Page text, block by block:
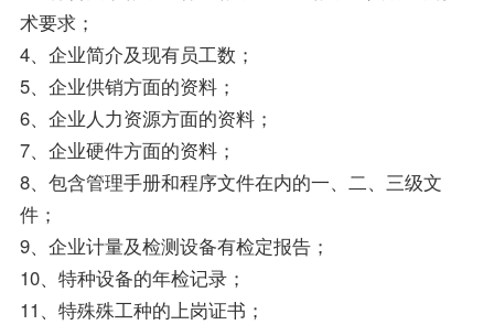
术要求；
4、企业简介及现有员工数；
5、企业供销方面的资料；
6、企业人力资源方面的资料；
7、企业硬件方面的资料；
8、包含管理手册和程序文件在内的一、二、三级文
件；
9、企业计量及检测设备有检定报告；
10、特种设备的年检记录；
11、特殊殊工种的上岗证书；